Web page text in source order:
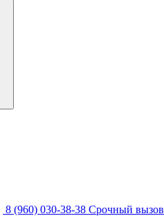
8 (960) 030-38-38 Срочный вызов